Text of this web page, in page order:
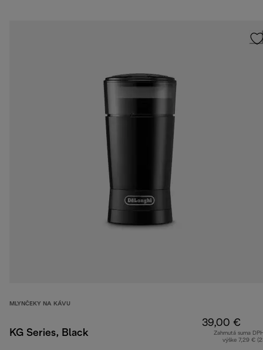
MLYNČEKY NA KÁVU
KG Series, Black
39,00 €
Zahrnutá suma
výške 7,29 €